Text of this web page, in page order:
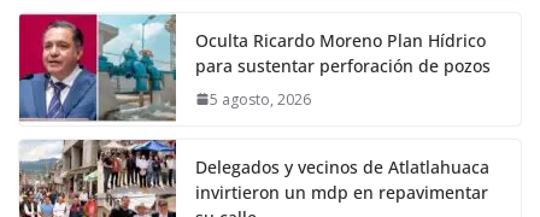
Oculta Ricardo Moreno Plan Hídrico
para sustentar perforación de pozos
5 agosto, 2026
Delegados y vecinos de Atlatlahuaca
invirtieron un mdp en repavimentar